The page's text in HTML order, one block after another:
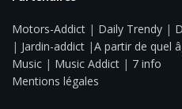
Motors-Addict | Daily Trendy |
| Jardin-addict |A partir de quel
Music | Music Addict | 7 info
Mentions légales